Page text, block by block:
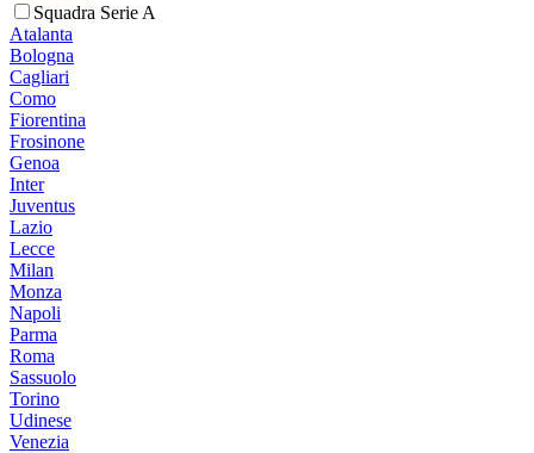
Squadra Serie A
Atalanta
Bologna
Cagliari
Como
Fiorentina
Frosinone
Genoa
Inter
Juventus
Lazio
Lecce
Milan
Monza
Napoli
Parma
Roma
Sassuolo
Torino
Udinese
Venezia